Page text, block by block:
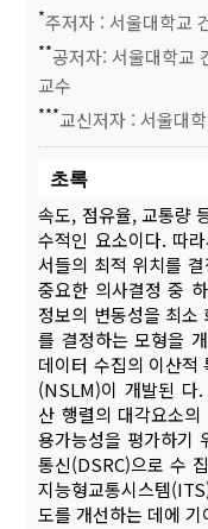
*주저자 : 서울대학교
**공저자: 서울대학교
교수
***교신저자 : 서울대
초록
속도, 점유율, 교통량
수적인 요소이다. 따
서들의 최적 위치를
중요한 의사결정 중
정보의 변동성을 최소
를 결정하는 모형을
데이터 수집의 이산적
(NSLM)이 개발된 다
산 행렬의 대각요소
용가능성을 평가하기
통신(DSRC)으로 수
지능형교통시스템
도를 개선하는 데에